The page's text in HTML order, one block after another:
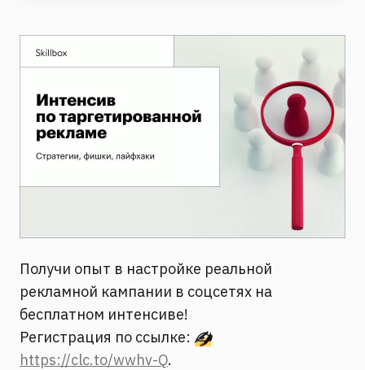
Получи опыт в настройке реальной
рекламной кампании в соцсетях на
бесплатном интенсиве!
Регистрация по ссылке: ✍️
https://clc.to/wwhv-Q.